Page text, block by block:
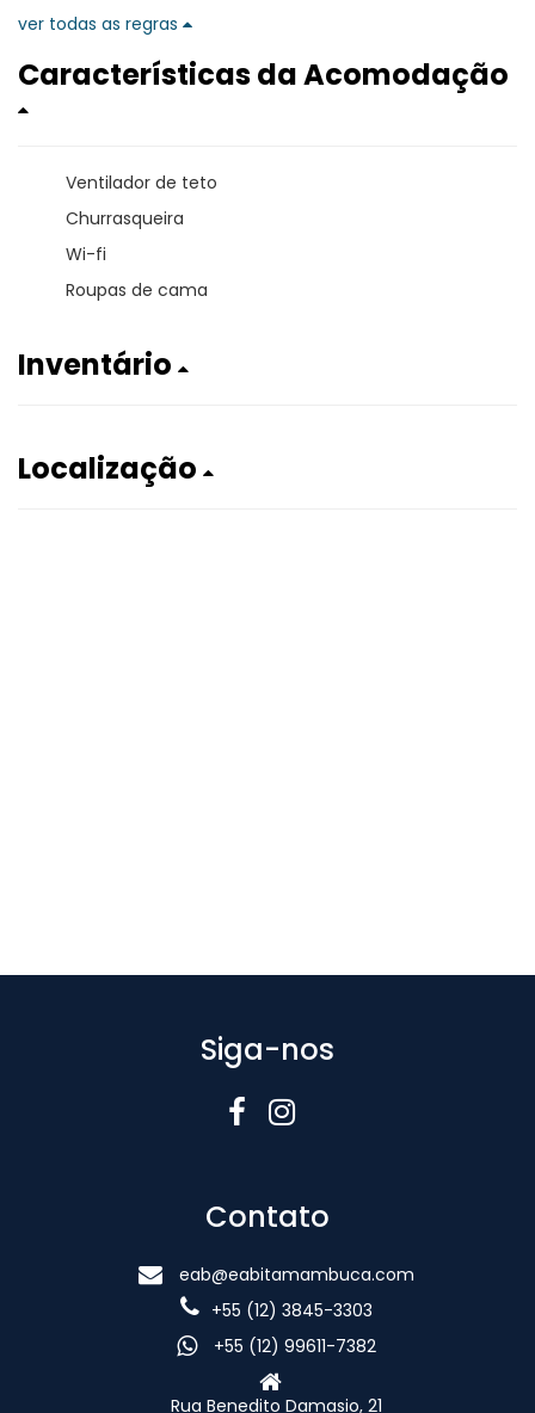
ver todas as regras
Características da Acomodação
Ventilador de teto
Churrasqueira
Wi-fi
Roupas de cama
Inventário
Localização
Siga-nos
Contato
eab@eabitamambuca.com
+55 (12) 3845-3303
+55 (12) 99611-7382
Rua Benedito Damasio, 21